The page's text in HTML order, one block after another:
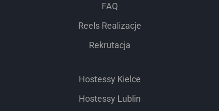
FAQ
Reels Realizacje
Rekrutacja
Hostessy Kielce
Hostessy Lublin